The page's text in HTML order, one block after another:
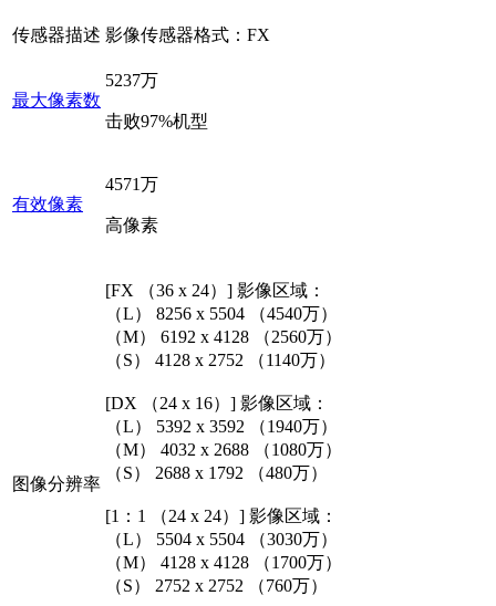
传感器描述 影像传感器格式：FX
最大像素数
5237万
击败97%机型
有效像素
4571万
高像素
图像分辨率
[FX （36 x 24）] 影像区域：
（L） 8256 x 5504 （4540万）
（M） 6192 x 4128 （2560万）
（S） 4128 x 2752 （1140万）
[DX （24 x 16）] 影像区域：
（L） 5392 x 3592 （1940万）
（M） 4032 x 2688 （1080万）
（S） 2688 x 1792 （480万）
[1：1 （24 x 24）] 影像区域：
（L） 5504 x 5504 （3030万）
（M） 4128 x 4128 （1700万）
（S） 2752 x 2752 （760万）